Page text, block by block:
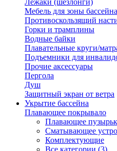
Лежаки (шезлонги)
Мебель для зоны бассейна
Противоскользящий
Горки и трамплины
Водные байки
Плавательные круги/
Подъемники для
Прочие аксессуары
Пергола
Душ
Защитный экран от ветра
Укрытие бассейна
Плавающее покрывало
Плавающее
Сматывающее
Комплектующие
Все категории (3)